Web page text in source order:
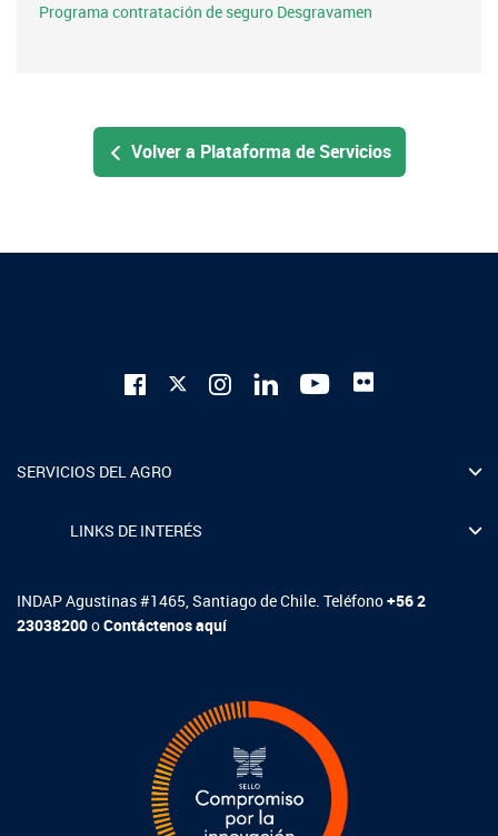
Programa contratación de seguro Desgravamen
Volver a Plataforma de Servicios
SERVICIOS DEL AGRO
LINKS DE INTERÉS
INDAP Agustinas #1465, Santiago de Chile. Teléfono+56 2
23038200oContáctenos aquí